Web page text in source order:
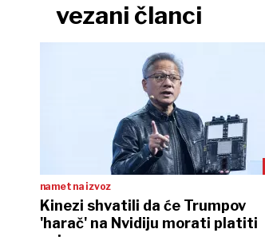
vezani članci
namet na izvoz
Kinezi shvatili da će Trumpov
'harač' na Nvidiju morati platiti